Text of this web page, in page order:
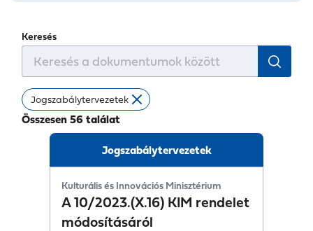
Keresés
Jogszabálytervezetek
Összesen 56 találat
Jogszabálytervezetek
Kulturális és Innovációs Minisztérium
A 10/2023.(X.16) KIM rendelet
módosításáról